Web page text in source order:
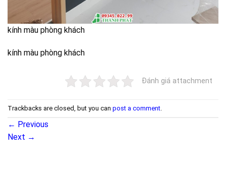
kính màu phòng khách
kính màu phòng khách
Đánh giá attachment
Trackbacks are closed, but you can post a comment
← Previous
Next →